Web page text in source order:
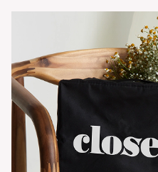
• Minimalistisch ontwerp